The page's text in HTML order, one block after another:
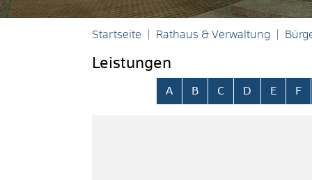
Startseite Rathaus & Verwaltung
Leistungen
Alphabetisches Register
A B C D E F